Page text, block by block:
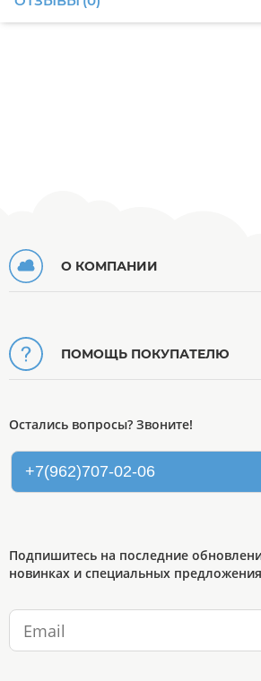
О КОМПАНИИ
ПОМОЩЬ ПОКУПАТЕЛЮ
Остались вопросы? Звоните!
+7(962)707-02-06
Подпишитесь на последние
новинках и специальных